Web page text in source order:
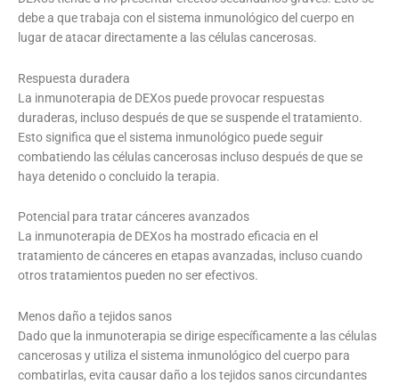
debe a que trabaja con el sistema inmunológico del cuerpo en
lugar de atacar directamente a las células cancerosas.
Respuesta duradera
La inmunoterapia de DEXos puede provocar respuestas
duraderas, incluso después de que se suspende el tratamiento.
Esto significa que el sistema inmunológico puede seguir
combatiendo las células cancerosas incluso después de que se
haya detenido o concluido la terapia.
Potencial para tratar cánceres avanzados
La inmunoterapia de DEXos ha mostrado eficacia en el
tratamiento de cánceres en etapas avanzadas, incluso cuando
otros tratamientos pueden no ser efectivos.
Menos daño a tejidos sanos
Dado que la inmunoterapia se dirige específicamente a las células
cancerosas y utiliza el sistema inmunológico del cuerpo para
combatirlas, evita causar daño a los tejidos sanos circundantes